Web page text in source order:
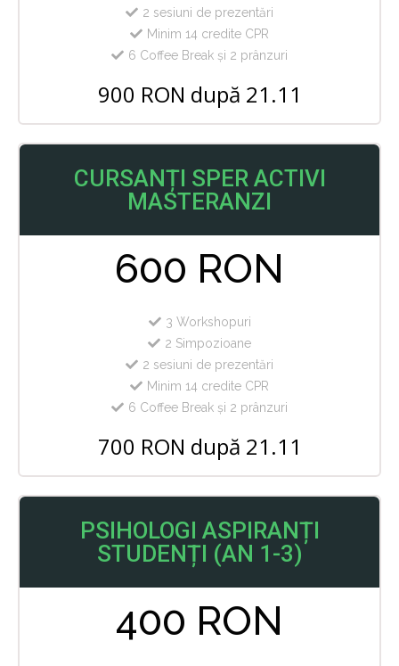
2 sesiuni de prezentări
Minim 14 credite CPR
6 Coffee Break și 2 prânzuri
900 RON după 21.11
CURSANȚI SPER ACTIVI
MASTERANZI
600 RON
3 Workshopuri
2 Simpozioane
2 sesiuni de prezentări
Minim 14 credite CPR
6 Coffee Break și 2 prânzuri
700 RON după 21.11
PSIHOLOGI ASPIRANȚI
STUDENȚI (AN 1-3)
400 RON